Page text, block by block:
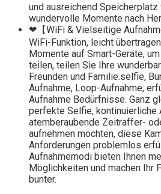
und ausreichend Speicherplatz
wundervolle Momente nach
❤【WiFi & Vielseitige
WiFi-Funktion, leicht
Momente auf Smart-Geräte,
teilen, teilen Sie Ihre
Freunden und Familie.selfie,
Aufnahme, Loop-Aufnahme,
Aufnahme Bedürfnisse. Ganz
perfekte Selfie, kontinuierliche
atemberaubende Zeitraffer-
aufnehmen möchten, diese
Anforderungen problemlos
Aufnahmemodi bieten Ihnen
Möglichkeiten und machen Ihr
bunter.